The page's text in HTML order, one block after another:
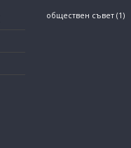
обществен съвет(1)